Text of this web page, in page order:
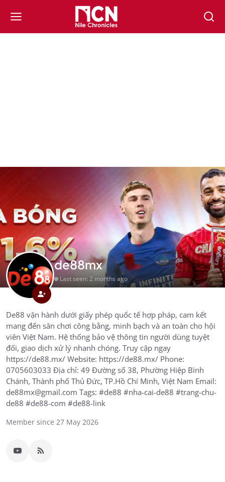
de88mx
Last seen: 2 months ago
De88 vận hành dưới giấy phép quốc tế hợp pháp, cam kết
mang đến sân chơi công bằng, minh bạch và an toàn cho hội
viên Việt Nam. Hệ thống bảo vệ thông tin người dùng tuyệt
đối, giao dịch xử lý nhanh chóng. Truy cập ngay
https://de88.mx/ Website: https://de88.mx/ Phone:
0705603033 Địa chỉ: 49 Đường số 38, Phường Hiệp Bình
Chánh, Thành phố Thủ Đức, TP.Hồ Chí Minh, Việt Nam Email:
de88mx@gmail.com Tags: #de88 #nha-cai-de88 #trang-chu-
de88 #de88-com #de88-link
Member since 27 May 2026